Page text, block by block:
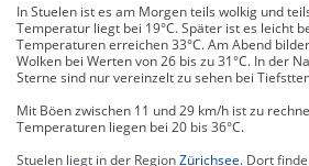
In Stuelen ist es am Morgen teils wolkig und
Temperatur liegt bei 19°C. Später ist es leicht
Temperaturen erreichen 33°C. Am Abend
Wolken bei Werten von 26 bis zu 31°C. In der
Sterne sind nur vereinzelt zu sehen bei
Mit Böen zwischen 11 und 29 km/h ist zu
Temperaturen liegen bei 20 bis 36°C.
Stuelen liegt in der RegionZürichsee. Dort